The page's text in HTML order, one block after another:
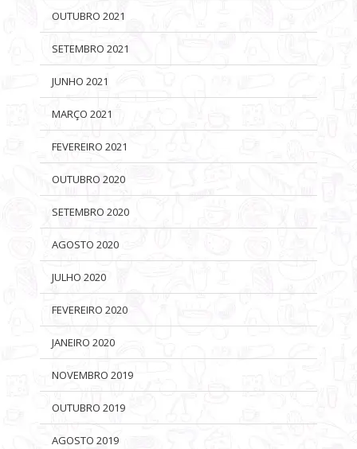
OUTUBRO 2021
SETEMBRO 2021
JUNHO 2021
MARÇO 2021
FEVEREIRO 2021
OUTUBRO 2020
SETEMBRO 2020
AGOSTO 2020
JULHO 2020
FEVEREIRO 2020
JANEIRO 2020
NOVEMBRO 2019
OUTUBRO 2019
AGOSTO 2019